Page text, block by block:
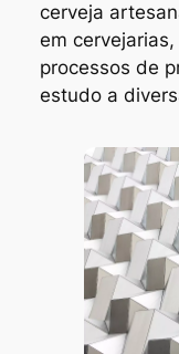
cerveja
em
processos de
estudo a